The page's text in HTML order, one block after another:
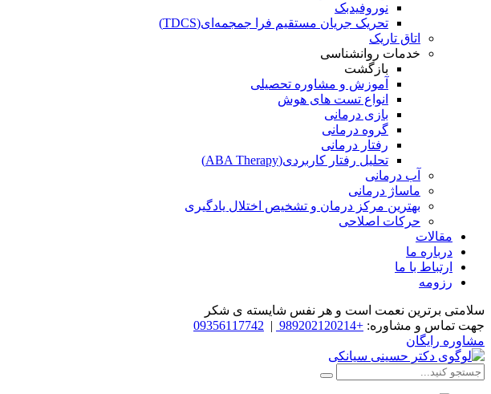
نوروفیدبک
تحریک جریان مستقیم فرا جمجمه‌ای(TDCS)
اتاق تاریک
خدمات روانشناسی
بازگشت
آموزش و مشاوره تحصیلی
انواع تست های هوش
بازی درمانی
گروه درمانی
رفتار درمانی
تحلیل رفتار کاربردی(ABA Therapy)
آب درمانی
ماساژ درمانی
بهترین مرکز درمان و تشخیص اختلال یادگیری
حرکات اصلاحی
مقالات
درباره ما
ارتباط با ما
رزومه
سلامتی برترین نعمت است و هر نفس شایسته­ ی شکر
جهت تماس و مشاوره: +989202120214
|
09356117742
مشاوره رایگان